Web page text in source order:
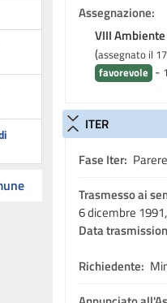
Assegnazione:
VIII Ambiente
(assegnato il
favorevole -
ITER
Fase Iter:
Trasmesso ai
6 dicembre
Data
Richiedente: